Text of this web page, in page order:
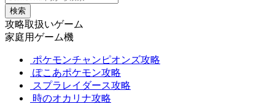
検索
攻略取扱いゲーム
家庭用ゲーム機
ポケモンチャンピオンズ攻略
ぽこあポケモン攻略
スプラレイダース攻略
時のオカリナ攻略